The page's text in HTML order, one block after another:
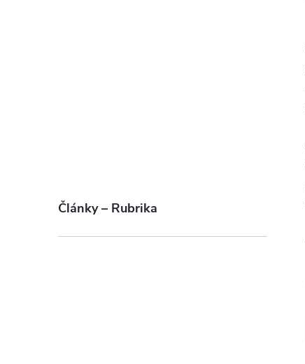
Články – Rubrika